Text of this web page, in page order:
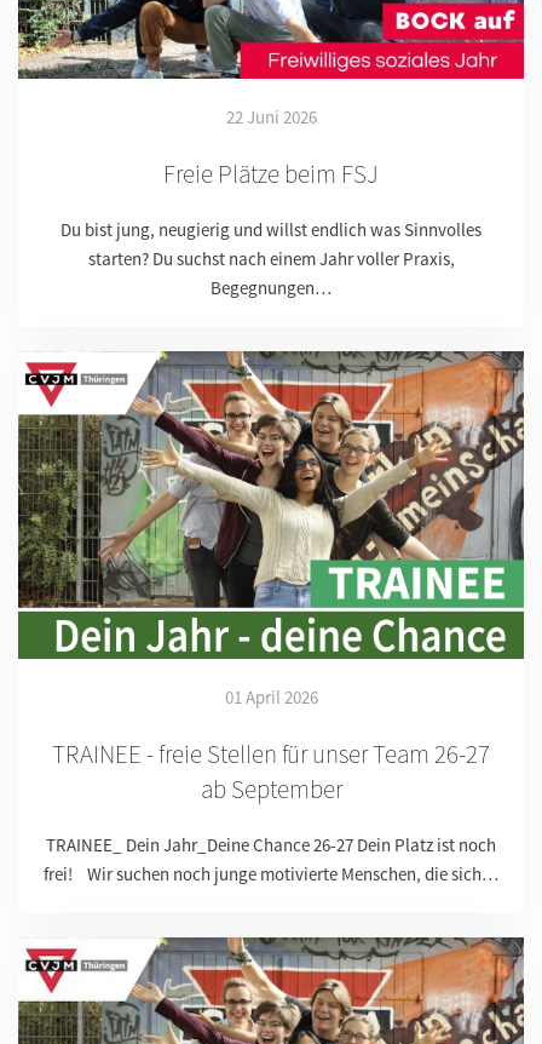
22 Juni 2026
Freie Plätze beim FSJ
Du bist jung, neugierig und willst endlich was Sinnvolles
starten? Du suchst nach einem Jahr voller Praxis,
Begegnungen…
01 April 2026
TRAINEE - freie Stellen für unser Team 26-27
ab September
TRAINEE_ Dein Jahr_Deine Chance 26-27 Dein Platz ist noch
frei! Wir suchen noch junge motivierte Menschen, die sich…